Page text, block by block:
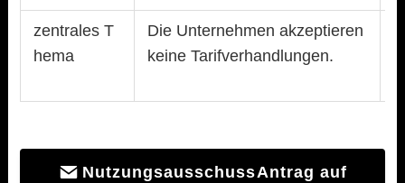
zentrales T
hema
Die Unternehmen akzeptieren
keine Tarifverhandlungen.
NutzungsausschussAntrag auf